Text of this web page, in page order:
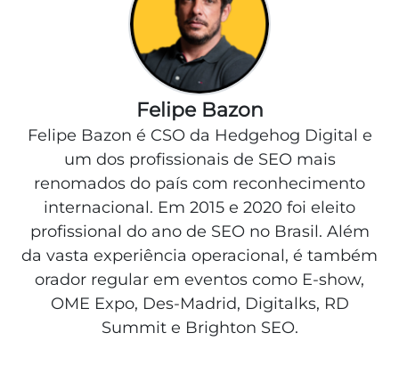
Felipe Bazon
Felipe Bazon é CSO da Hedgehog Digital e
um dos profissionais de SEO mais
renomados do país com reconhecimento
internacional. Em 2015 e 2020 foi eleito
profissional do ano de SEO no Brasil. Além
da vasta experiência operacional, é também
orador regular em eventos como E-show,
OME Expo, Des-Madrid, Digitalks, RD
Summit e Brighton SEO.